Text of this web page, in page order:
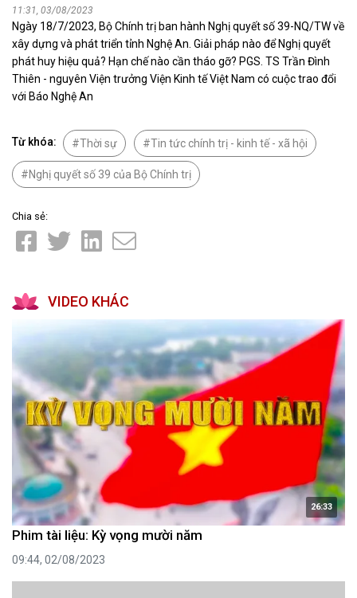
11:31, 03/08/2023
Ngày 18/7/2023, Bộ Chính trị ban hành Nghị quyết số 39-NQ/TW về
xây dựng và phát triển tỉnh Nghệ An. Giải pháp nào để Nghị quyết
phát huy hiệu quả? Hạn chế nào cần tháo gỡ? PGS. TS Trần Đình
Thiên - nguyên Viện trưởng Viện Kinh tế Việt Nam có cuộc trao đổi
với Báo Nghệ An
Từ khóa: Thời sự Tin tức chính trị - kinh tế - xã hội
Nghị quyết số 39 của Bộ Chính trị
Chia sẻ:
VIDEO KHÁC
26:33
Phim tài liệu: Kỳ vọng mười năm
09:44, 02/08/2023